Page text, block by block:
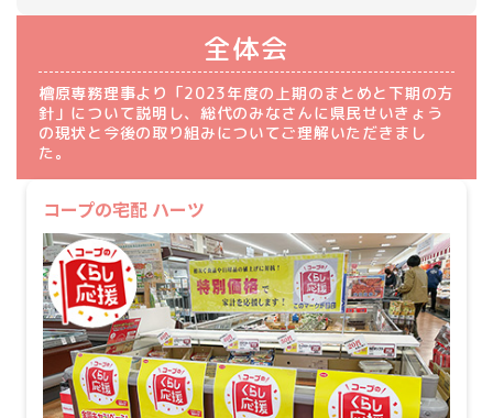
全体会
檜原専務理事より「2023年度の上期のまとめと下期の方
針」について説明し、総代のみなさんに県民せいきょう
の現状と今後の取り組みについてご理解いただきまし
た。
コープの宅配 ハーツ